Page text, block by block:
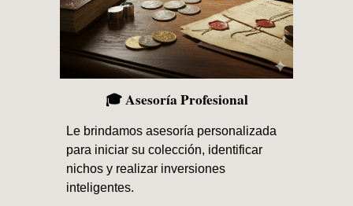
🎓 Asesoría Profesional
Le brindamos asesoría personalizada
para iniciar su colección, identificar
nichos y realizar inversiones
inteligentes.